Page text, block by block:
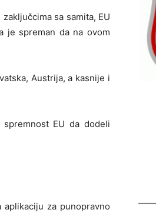
sa samita, EU
je spreman da na ovom
Austrija, a kasnije i
EU da dodeli
za punopravno